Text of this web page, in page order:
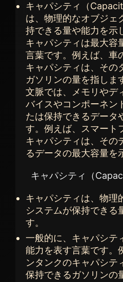
キャパシティ（
は、物理的なオブジェ
持できる量や能力を示
キャパシティは最大容
言葉です。例えば、車
キャパシティは、その
ガソリンの量を指しま
文脈では、メモリやデ
バイスやコンポーネン
たは保持できるデータ
す。例えば、スマート
キャパシティは、その
るデータの最大容量を
キャパシティ（
キャパシティは、物理
システムが保持できる
す。
一般的に、キャパシテ
能力を表す言葉です。
ンタンクのキャパシテ
保持できるガソリンの